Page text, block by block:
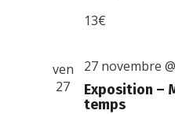
13€
ven
27
Exposition –
temps
27 novembre